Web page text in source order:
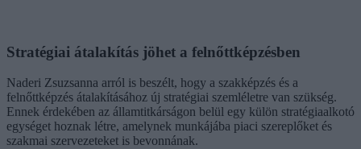
Stratégiai átalakítás jöhet a felnőttképzésben
Naderi Zsuzsanna arról is beszélt, hogy a szakképzés és a
felnőttképzés átalakításához új stratégiai szemléletre van szükség.
Ennek érdekében az államtitkárságon belül egy külön stratégiaalkotó
egységet hoznak létre, amelynek munkájába piaci szereplőket és
szakmai szervezeteket is bevonnának.